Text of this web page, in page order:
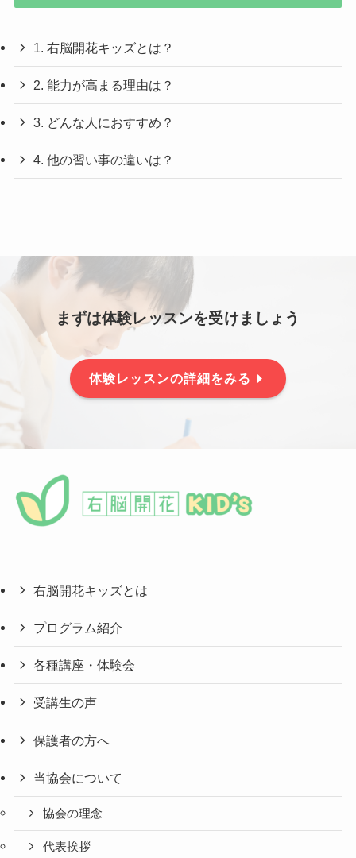
1. 右脳開花キッズとは？
2. 能力が高まる理由は？
3. どんな人におすすめ？
4. 他の習い事の違いは？
まずは体験レッスンを受けましょう
体験レッスンの詳細をみる
右脳開花キッズとは
プログラム紹介
各種講座・体験会
受講生の声
保護者の方へ
当協会について
協会の理念
代表挨拶